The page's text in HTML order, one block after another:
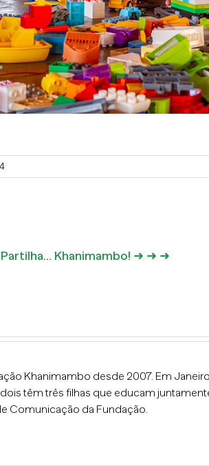
Khanimambo! ➜ ➜ ➜
Khanimambo desde 2007. Em
têm três filhas que educam
Comunicação da Fundação.